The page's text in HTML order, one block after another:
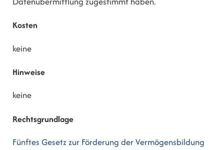
Kosten
keine
Hinweise
keine
Rechtsgrundlage
Fünftes Gesetz zur Förderung der Vermögensbildung